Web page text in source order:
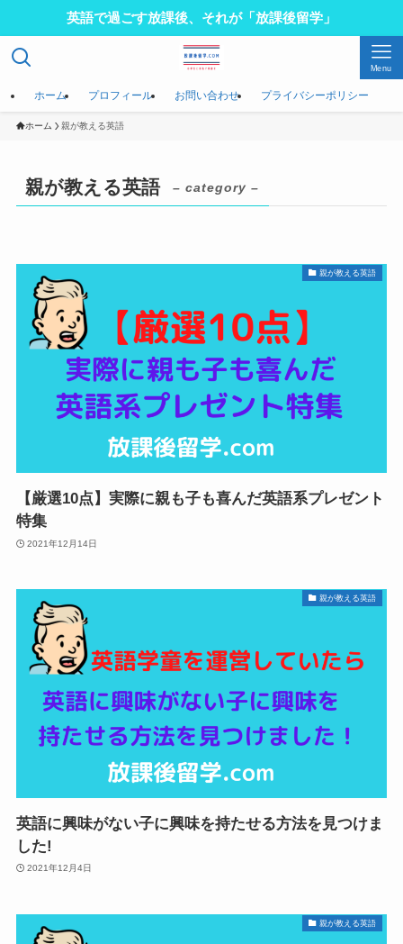
英語で過ごす放課後、それが「放課後留学」
Menu
ホーム プロフィール お問い合わせ プライバシーポリシー
ホーム 親が教える英語
親が教える英語 – category –
親が教える英語
【厳選10点】実際に親も子も喜んだ英語系プレゼント
特集
2021年12月14日
親が教える英語
英語に興味がない子に興味を持たせる方法を見つけま
した!
2021年12月4日
親が教える英語